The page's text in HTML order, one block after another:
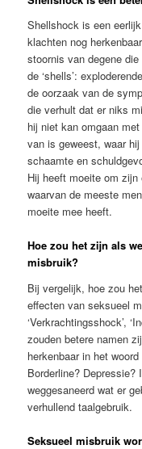
Shellshock is een
klachten nog
stoornis van degene
de ‘shells’:
de oorzaak van de
die verhult dat er niks
hij niet kan omgaan
van is geweest, waar
schaamte en
Hij heeft moeite om
waarvan de meeste
moeite mee heeft.
Hoe zou het zijn als
misbruik?
Bij vergelijk, hoe zou
effecten van seksueel
‘Verkrachtingsshock’,
zouden betere namen
herkenbaar in het
Borderline? Depressie?
weggesaneerd wat er
verhullend taalgebruik.
Seksueel misbruik